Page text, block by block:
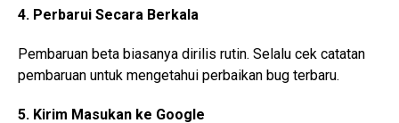
4. Perbarui Secara Berkala
Pembaruan beta biasanya dirilis rutin. Selalu cek catatan
pembaruan untuk mengetahui perbaikan bug terbaru.
5. Kirim Masukan ke Google